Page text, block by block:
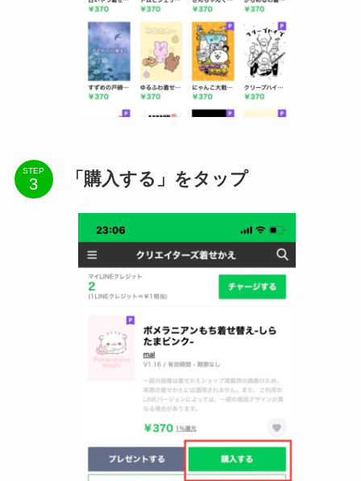
STEP 「購入する」をタップ